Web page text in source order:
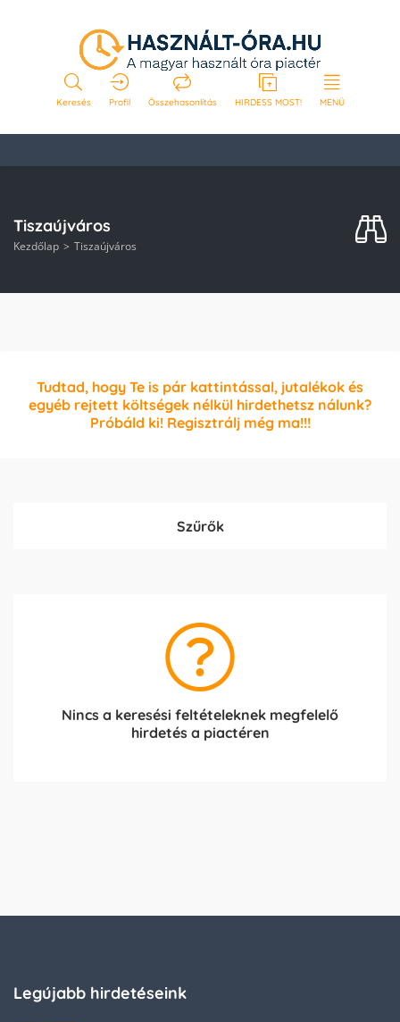
Keresés Profil Összehasonlítás HIRDESS MOST! MENÜ
Tiszaújváros
Kezdőlap Tiszaújváros
Tudtad, hogy Te is pár kattintással, jutalékok és
egyéb rejtett költségek nélkül hirdethetsz nálunk?
Próbáld ki! Regisztrálj még ma!!!
Szűrők
Nincs a keresési feltételeknek megfelelő
hirdetés a piactéren
Legújabb hirdetéseink